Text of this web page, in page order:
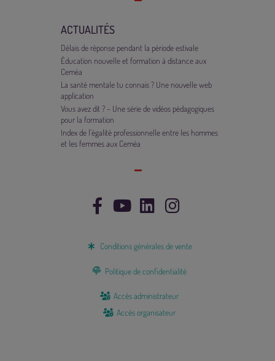
ACTUALITÉS
Délais de réponse pendant la période estivale
Éducation nouvelle et formation à distance aux
Ceméa
La santé mentale tu connais ? Une nouvelle web
application
Vous avez dit ? – Une série de vidéos pédagogiques
pour la formation
Index de l’égalité professionnelle entre les hommes
et les femmes aux Ceméa
Conditions générales de vente
Politique de confidentialité
Accès administrateur
Accès organisateur